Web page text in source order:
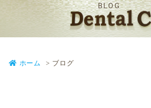
BLOG
ホーム ブログ